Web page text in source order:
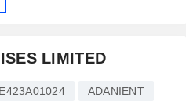
LIMITED
ADANIENT